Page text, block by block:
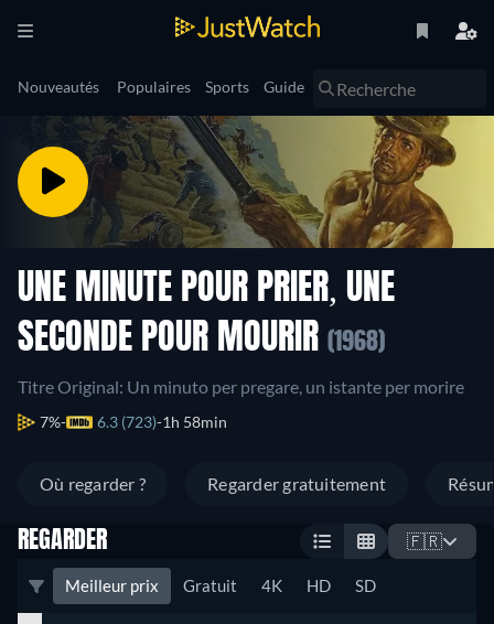
Nouveautés Populaires Sports Guide
UNE MINUTE POUR PRIER, UNE
SECONDE POUR MOURIR (1968)
Titre Original: Un minuto per pregare, un istante per morire
7% 6.3 (723) 1h 58min
Où regarder ? Regarder gratuitement
REGARDER 🇫🇷
Meilleur prix Gratuit 4K HD SD